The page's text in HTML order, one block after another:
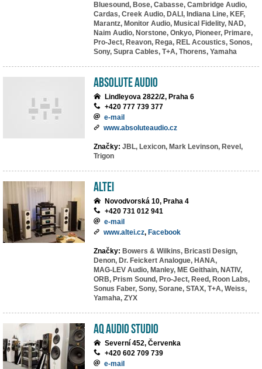
Bluesound, Bose, Cabasse, Cambridge Audio,
Cardas, Creek Audio, DALI, Indiana Line, KEF,
Marantz, Monitor Audio, Musical Fidelity, NAD,
Naim Audio, Norstone, Onkyo, Pioneer, Primare,
Pro-Ject, Reavon, Rega, REL Acoustics, Sonos,
Sony, Supra Cables, T+A, Thorens, Yamaha
Absolute Audio
Lindleyova 2822/2, Praha 6
+420 777 739 377
e-mail
www.absoluteaudio.cz
Značky: JBL, Lexicon, Mark Levinson, Revel,
Trigon
ALTEI
Novodvorská 10, Praha 4
+420 731 012 941
e-mail
www.altei.cz, Facebook
Značky: Bowers & Wilkins, Bricasti Design,
Denon, Dr. Feickert Analogue, HANA,
MAG-LEV Audio, Manley, ME Geithain, NATIV,
ORB, Prism Sound, Pro-Ject, Reed, Roon Labs,
Sonus Faber, Sony, Sorane, STAX, T+A, Weiss,
Yamaha, ZYX
AQ Audio Studio
Severní 452, Červenka
+420 602 709 739
e-mail